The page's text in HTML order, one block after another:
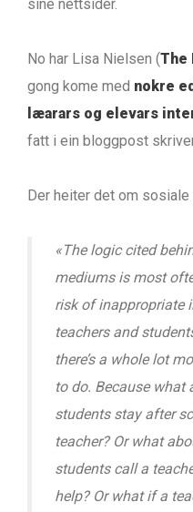
sine nettsider.
No har Lisa Nielsen (The
gong kome med nokre
læarars og elevars
fatt i ein bloggpost
Der heiter det om sosiale
«The logic cited
mediums is most
risk of inappropriate
teachers and
there’s a whole lot
to do. Because what
students stay after
teacher? Or what
students call a
help? Or what if a